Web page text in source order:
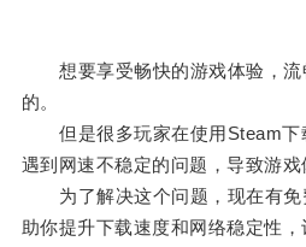
想要享受畅快的游戏体验，流
的。
但是很多玩家在使用Steam下
遇到网速不稳定的问题，导致游戏
为了解决这个问题，现在有免
助你提升下载速度和网络稳定性